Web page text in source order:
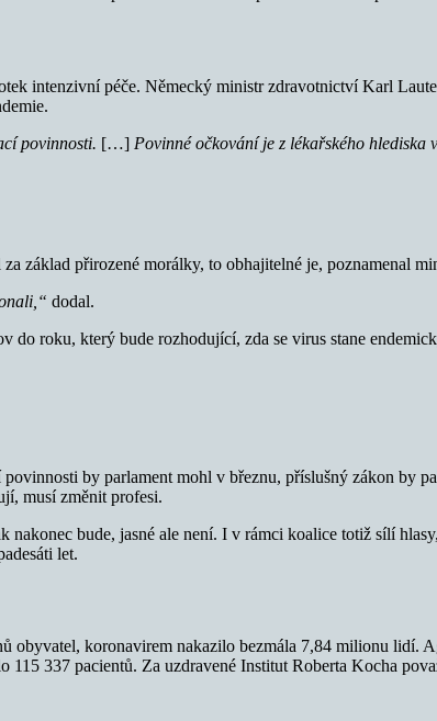
intenzivní péče. Německý ministr zdravotnictví Karl
povinnosti. […] Povinné očkování je z lékařského
základ přirozené morálky, to obhajitelné je, poznamenal
dodal.
do roku, který bude rozhodující, zda se virus stane
by parlament mohl v březnu, příslušný zákon by
musí změnit profesi.
bude, jasné ale není. I v rámci koalice totiž sílí
let.
koronavirem nakazilo bezmála 7,84 milionu lidí.
337 pacientů. Za uzdravené Institut Roberta Kocha